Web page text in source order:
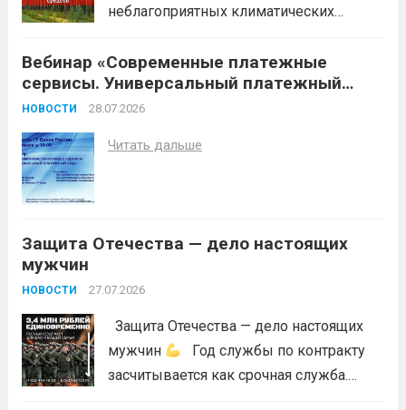
неблагоприятных климатических
воздуха, отсутствие осадков,
порывистый ветер), в целях
недопущения ухудшения лесопожарной
возникновений чрезвычайных
Вебинар «Современные платежные
сервисы. Универсальный платежный
код»
НОВОСТИ 28.07.2026
Читать дальше
Защита Отечества — дело настоящих
мужчин
НОВОСТИ 27.07.2026
Защита Отечества — дело настоящих
мужчин
Год службы по контракту
засчитывается как срочная служба.